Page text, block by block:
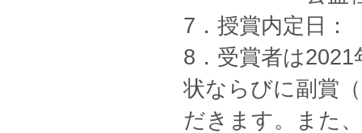
7．授賞内定日
8．受賞者は
状ならびに副賞
だきます。また